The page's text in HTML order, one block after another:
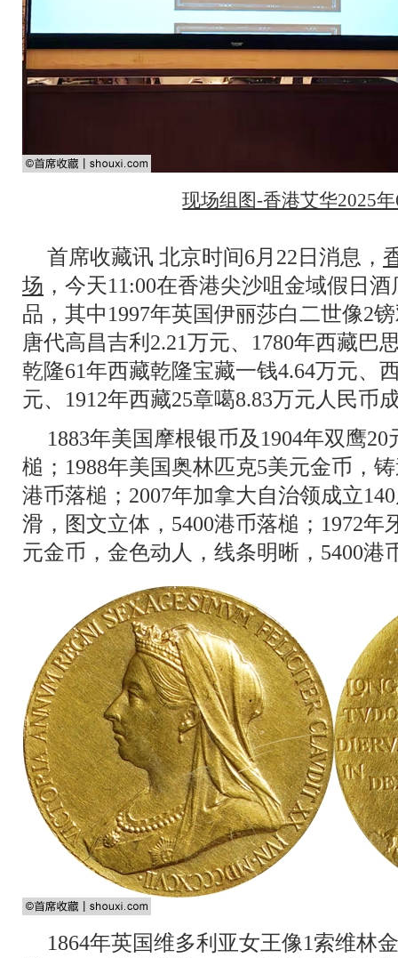
现场组图-香港艾华2025
首席收藏讯 北京时间6月22日消息，
场 ，今天11:00在香港尖沙咀金域假日
品，其中1997年英国伊丽莎白二世像2
唐代高昌吉利2.21万元、1780年西藏巴
乾隆61年西藏乾隆宝藏一钱4.64万元、
元、1912年西藏25章噶8.83万元人民币
1883年美国摩根银币及1904年双鹰
槌；1988年美国奥林匹克5美元金币，
港币落槌；2007年加拿大自治领成立
滑，图文立体，5400港币落槌；1972年
元金币，金色动人，线条明晰，5400港
1864年英国维多利亚女王像1索维林